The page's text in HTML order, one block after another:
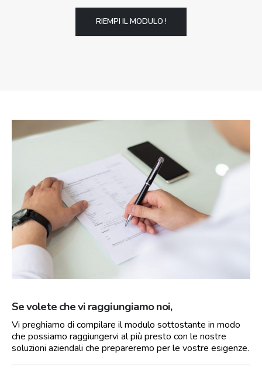
RIEMPI IL MODULO !
Se volete che vi raggiungiamo noi,
Vi preghiamo di compilare il modulo sottostante in modo
che possiamo raggiungervi al più presto con le nostre
soluzioni aziendali che prepareremo per le vostre esigenze.